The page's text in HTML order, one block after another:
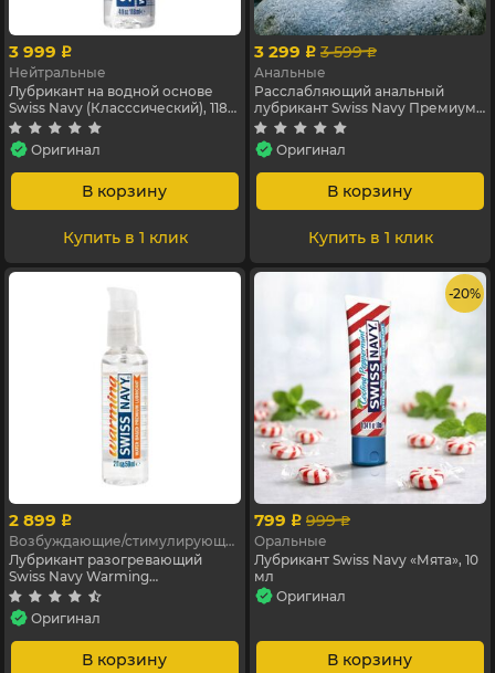
3 999 p
Нейтральные
Лубрикант на водной основе
Swiss Navy (Класссический), 118
мл
Оригинал
В корзину
Купить в 1 клик
3 299 p 3 599 p
Анальные
Расслабляющий анальный
лубрикант Swiss Navy Премиум,
29,5 мл
Оригинал
В корзину
Купить в 1 клик
2 899 p
Возбуждающие/стимулирующие
Лубрикант разогревающий
Swiss Navy Warming
(Согревающий), 59 мл
Оригинал
В корзину
- 20%
799 p 999 p
Оральные
Лубрикант Swiss Navy «Мята», 10
мл
Оригинал
В корзину